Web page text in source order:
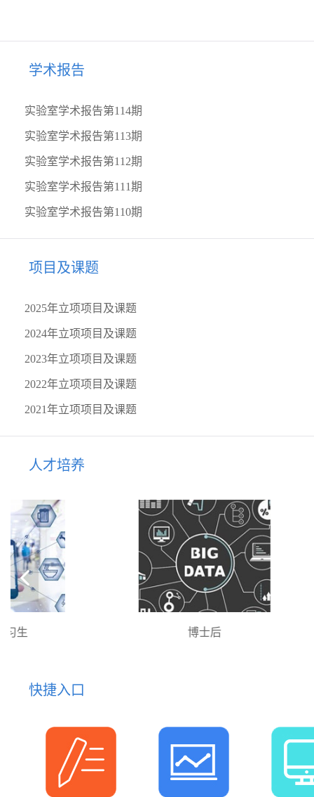
学术报告
实验室学术报告第114期
实验室学术报告第113期
实验室学术报告第112期
实验室学术报告第111期
实验室学术报告第110期
项目及课题
2025年立项项目及课题
2024年立项项目及课题
2023年立项项目及课题
2022年立项项目及课题
2021年立项项目及课题
人才培养
快捷入口